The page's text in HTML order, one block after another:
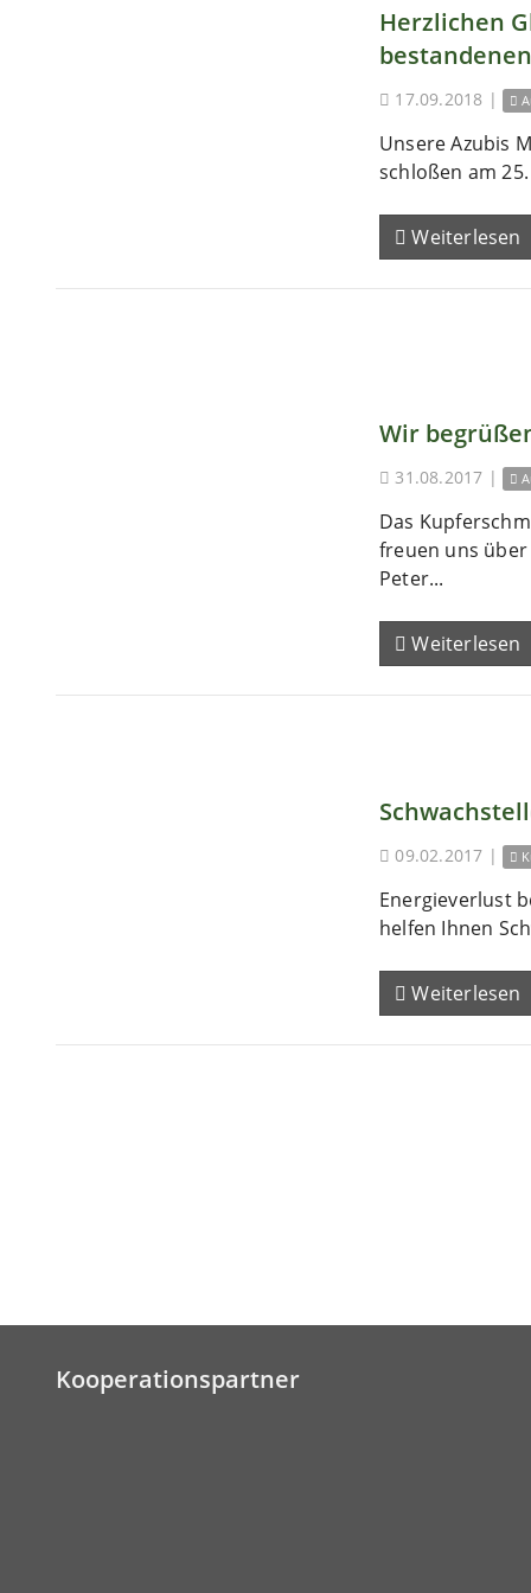
Herzlichen
17.09.2018 |
Unsere Azubis
schloßen am
Weiterlesen
Wir
31.08.2017 |
Das
freuen uns
Peter...
Weiterlesen
09.02.2017 |
Energieverlust
helfen Ihnen
Weiterlesen
Kooperationspartner